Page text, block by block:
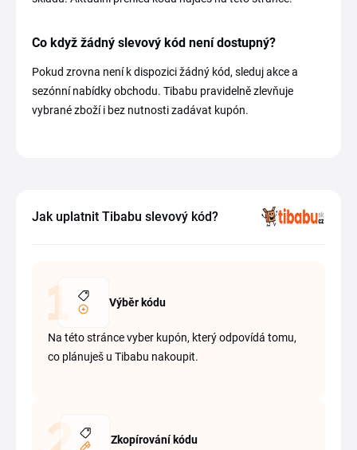
Co když žádný slevový kód není dostupný?
Pokud zrovna není k dispozici žádný kód, sleduj akce a
sezónní nabídky obchodu. Tibabu pravidelně zlevňuje
vybrané zboží i bez nutnosti zadávat kupón.
Jak uplatnit Tibabu slevový kód?
Výběr kódu
Na této stránce vyber kupón, který odpovídá tomu,
co plánuješ u Tibabu nakoupit.
Zkopírování kódu